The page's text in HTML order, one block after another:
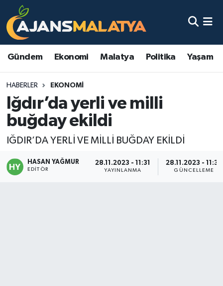
Gündem Ekonomi Malatya Politika Yaşam
HABERLER EKONOMI
Iğdır’da yerli ve milli
buğday ekildi
IĞDIR’DA YERLİ VE MİLLİ BUĞDAY EKİLDİ
HASAN YAĞMUR
EDITÖR
28.11.2023 - 11:31
YAYINLANMA
28.11.2023 - 11:35
GÜNCELLEME
Asayiş
Eğitim
Ekonomi
Gündem
Kadın
Malatya Nöbetçi Eczaneler
Malatya Namaz Vakitleri
Malatya Trafik Yoğunluk Haritası
TFF 3.Lig 2.Grup Puan Durumu ve Fikstür
Tüm Manşetler